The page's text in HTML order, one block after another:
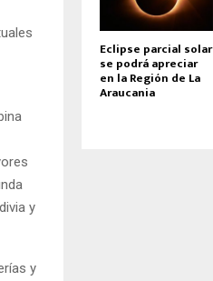
y
y
Eclipse parcial solar
se podrá apreciar
en la Región de La
Araucania